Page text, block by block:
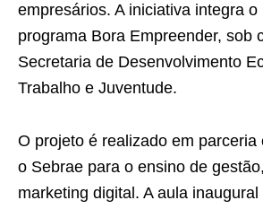
empresários. A iniciativa integra
programa Bora Empreender, sob
Secretaria de Desenvolvimento
Trabalho e Juventude.
O projeto é realizado em parceria
o Sebrae para o ensino de
marketing digital. A aula